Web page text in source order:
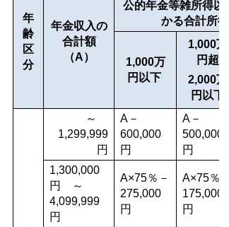
年
齢
区
分
年金収入の
合計額
（A）
公的年金等雑所得以
かる合計所得
1,000万
円以下
1,000万
円超
2,000万
円以下
～
1,299,999
円
A－
600,000
円
A－
500,000
円
1,300,000
円 ～
4,099,999
円
A×75％－
275,000
円
A×75％－
175,000
円